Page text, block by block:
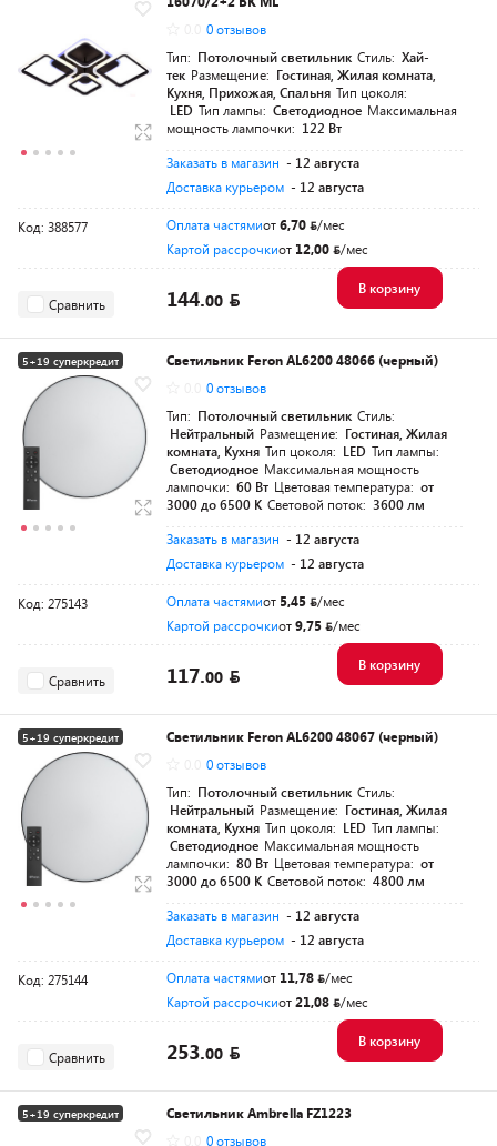
0 отзывов
Тип: Потолочный светильник Стиль: Хай-
тек Размещение: Гостиная, Жилая комната,
Кухня, Прихожая, Спальня Тип цоколя:
LED Тип лампы: Светодиодное Максимальная
мощность лампочки: 122 Вт
Заказать в магазин - 12 августа
Доставка курьером - 12 августа
Код: 388577 Оплата частямиот6,70
/мес
Картой рассрочкиот 12,00 /мес
Сравнить 144.00
В корзину
5+19 суперкредит
Светильник Feron AL6200 48066 (черный)
0 отзывов
Тип: Потолочный светильник Стиль:
Нейтральный Размещение: Гостиная, Жилая
комната, Кухня Тип цоколя: LED Тип лампы:
Светодиодное Максимальная мощность
лампочки: 60 Вт Цветовая температура: от
3000 до 6500 K Световой поток: 3600 лм
Заказать в магазин - 12 августа
Доставка курьером - 12 августа
Код: 275143 Оплата частямиот 5,45
/мес
Картой рассрочкиот9,75 /мес
Сравнить 117.00
В корзину
5+19 суперкредит
Светильник Feron AL6200 48067 (черный)
0 отзывов
Тип: Потолочный светильник Стиль:
Нейтральный Размещение: Гостиная, Жилая
комната, Кухня Тип цоколя: LED Тип лампы:
Светодиодное Максимальная мощность
лампочки: 80 Вт Цветовая температура: от
3000 до 6500 K Световой поток: 4800 лм
Заказать в магазин - 12 августа
Доставка курьером - 12 августа
Код: 275144 Оплата частямиот 11,78
/мес
Картой рассрочкиот21,08 /мес
Сравнить 253.00
В корзину
5+19 суперкредит
Светильник Ambrella FZ1223
0 отзывов